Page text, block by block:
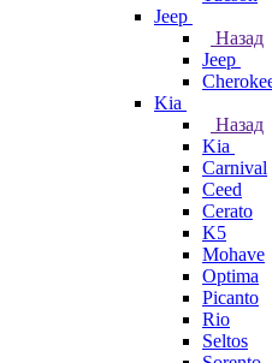
Jeep
Назад
Jeep
Kia
Назад
Kia
Carnival
Ceed
Cerato
K5
Mohave
Optima
Picanto
Rio
Seltos